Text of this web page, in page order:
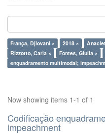
França, Djiovani × 2018 ×
Rizzotto, Carla ×
Fontes, Giulia ×
enquadramento multimodal;
Now showing items 1-1 of 1
Codificação
impeachment